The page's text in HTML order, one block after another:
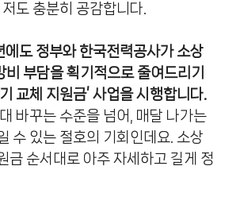
도 충분히 공감합니다.
도 정부와 한국전력공사가 소상
비 부담을 획기적으로 줄여드리기
교체 지원금’ 사업을 시행합니다.
바꾸는 수준을 넘어, 매달 나가는
수 있는 절호의 기회인데요. 소상
금 순서대로 아주 자세하고 길게 정